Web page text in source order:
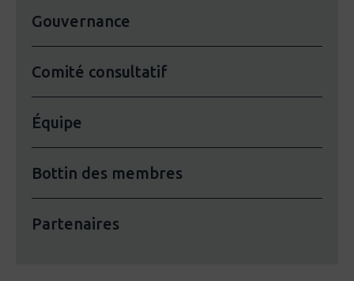
Gouvernance
Comité consultatif
Équipe
Bottin des membres
Partenaires